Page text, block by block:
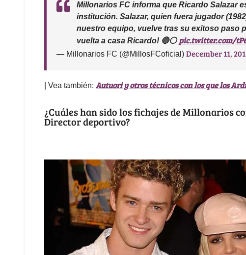
Millonarios FC informa que Ricardo Salazar
institución. Salazar, quien fuera jugador
nuestro equipo, vuelve tras su exitoso paso
vuelta a casa Ricardo! 🔵⚪️ pic.twitter.com/
— Millonarios FC (@MillosFCoficial) December 11,
| Vea también: Autuori y otros técnicos con los que los
¿Cuáles han sido los fichajes de Millonarios
Director deportivo?